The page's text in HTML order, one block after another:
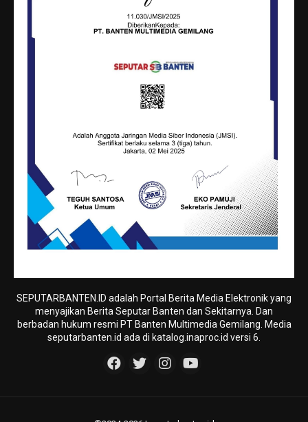
SEPUTARBANTEN.ID adalah Portal Berita Media Elektronik yang
menyajikan Berita Seputar Banten dan Sekitarnya. Dan
berbadan hukum resmi PT Banten Multimedia Gemilang. Media
seputarbanten.id ada di katalog.inaproc.id versi 6.